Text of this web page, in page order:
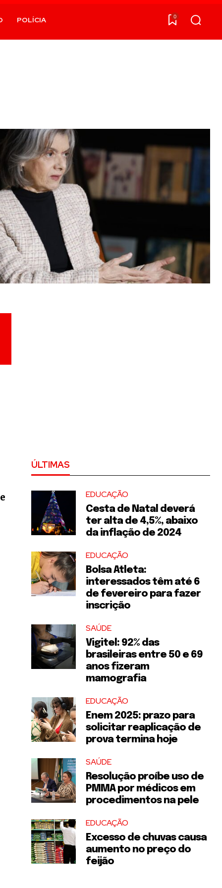
POLÍCIA 0
ÚLTIMAS
EDUCAÇÃO
Cesta de Natal deverá
ter alta de 4,5%, abaixo
da inflação de 2024
EDUCAÇÃO
Bolsa Atleta:
interessados têm até 6
de fevereiro para fazer
inscrição
SAÚDE
Vigitel: 92% das
brasileiras entre 50 e 69
anos fizeram
mamografia
EDUCAÇÃO
Enem 2025: prazo para
solicitar reaplicação de
prova termina hoje
SAÚDE
Resolução proíbe uso de
PMMA por médicos em
procedimentos na pele
EDUCAÇÃO
Excesso de chuvas causa
aumento no preço do
feijão